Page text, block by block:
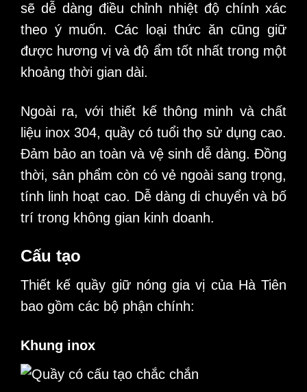
sẽ dễ dàng điều chỉnh nhiệt độ chính xác
theo ý muốn. Các loại thức ăn cũng giữ
được hương vị và độ ẩm tốt nhất trong một
khoảng thời gian dài.
Ngoài ra, với thiết kế thông minh và chất
liệu inox 304, quầy có tuổi thọ sử dụng cao.
Đảm bảo an toàn và vệ sinh dễ dàng. Đồng
thời, sản phẩm còn có vẻ ngoài sang trọng,
tính linh hoạt cao. Dễ dàng di chuyển và bố
trí trong không gian kinh doanh.
Cấu tạo
Thiết kế quầy giữ nóng gia vị của Hà Tiên
bao gồm các bộ phận chính:
Khung inox